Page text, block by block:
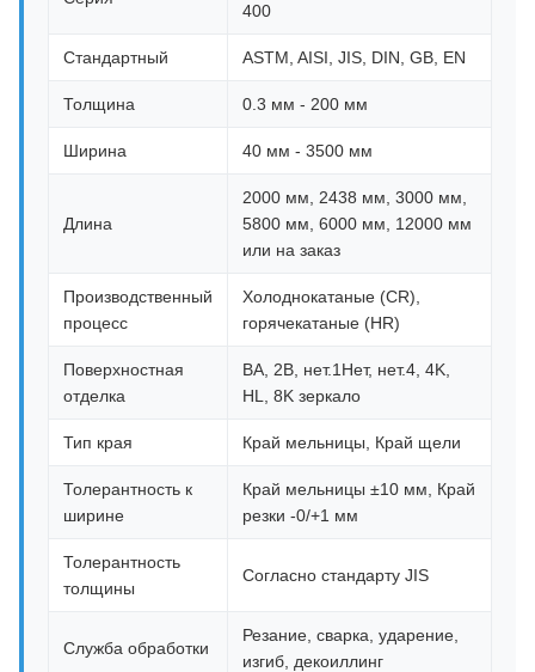
400
Стандартный ASTM, AISI, JIS, DIN, GB, EN
Толщина 0.3 мм - 200 мм
Ширина 40 мм - 3500 мм
Длина
2000 мм, 2438 мм, 3000 мм,
5800 мм, 6000 мм, 12000 мм
или на заказ
Производственный
процесс
Холоднокатаные (CR),
горячекатаные (HR)
Поверхностная
отделка
BA, 2B, нет.1Нет, нет.4, 4K,
HL, 8K зеркало
Тип края Край мельницы, Край щели
Толерантность к
ширине
Край мельницы ±10 мм, Край
резки -0/+1 мм
Толерантность
толщины
Согласно стандарту JIS
Служба обработки
Резание, сварка, ударение,
изгиб, декоиллинг